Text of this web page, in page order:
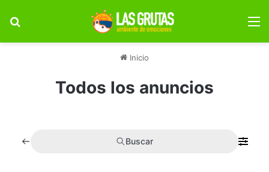
Inicio
Todos los anuncios
Buscar